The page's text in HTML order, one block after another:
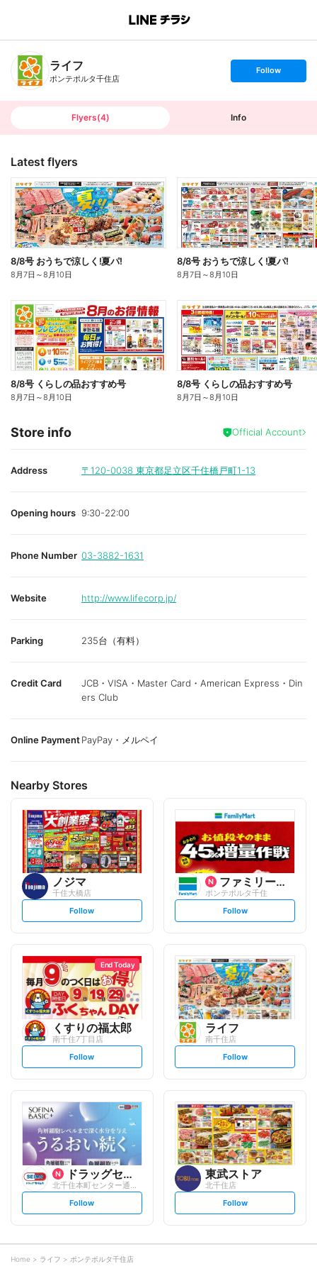
B
n
T
ライフ
ポンテポルタ千住店
s
t
o
Follow
Flyers(4) Info
Latest flyers
8/8号 おうちで涼しく!夏パ!
8月7日 ～8月10日
8/8号 おうちで涼しく!夏パ!
8月7日 ～8月10日
8/8号 くらしの品おすすめ号
8月7日 ～8月10日
8/8号 くらしの品おすすめ号
8月7日 ～8月10日
Store info Official Account
Address 〒120-0038 東京都足立区千住橋戸町1-13
Opening hours 9:30-22:00
Phone Number 03-3882-1631
Website http://www.lifecorp.jp/
Parking 235台（有料）
Credit Card
JCB・VISA・Master Card・American Express・Din
ers Club
Online PaymentPayPay・メルペイ
Nearby Stores
ノジマ
千住大橋店
s
t
l
o
w
Follow
ファミリーマート
ポンテポルタ千住
s
t
l
o
w
Follow
End Today
くすりの福太郎
南千住7丁目店
s
t
l
o
w
Follow
ライフ
南千住店
s
t
l
o
w
Follow
ドラッグセイムス
北千住本町センター通り店
s
t
o
w
Follow
東武ストア
北千住店
s
t
Follow
Home ライフ ポンテポルタ千住店